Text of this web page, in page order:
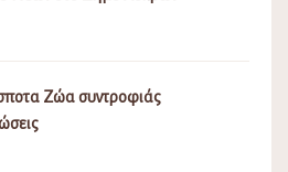
Ζώα συντροφιάς